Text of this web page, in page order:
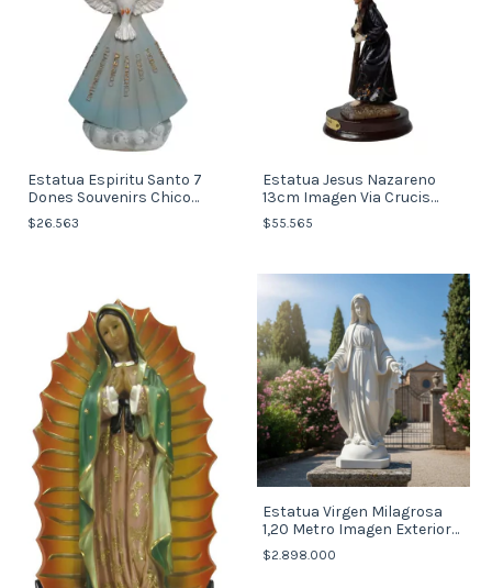
Estatua Espiritu Santo 7
Dones Souvenirs Chico
(Italy)
$26.563
Estatua Jesus Nazareno
13cm Imagen Via Crucis
(italy)
$55.565
Estatua Virgen Milagrosa
1,20 Metro Imagen Exterior
Italiana
$2.898.000